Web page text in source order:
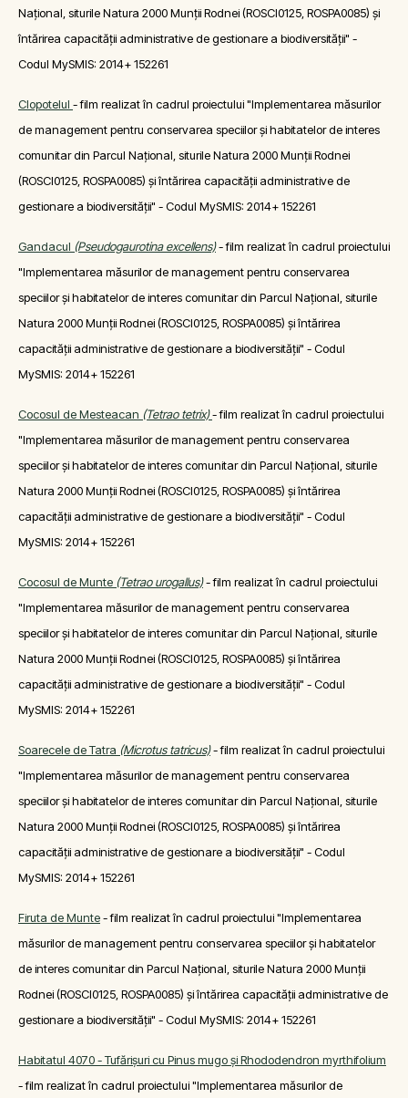
Național, siturile Natura 2000 Munții Rodnei (ROSCI0125, ROSPA0085) și
întărirea capacității administrative de gestionare a biodiversității" -
Codul MySMIS: 2014+ 152261
Clopotelul - film realizat în cadrul proiectului "Implementarea măsurilor
de management pentru conservarea speciilor și habitatelor de interes
comunitar din Parcul Național, siturile Natura 2000 Munții Rodnei
(ROSCI0125, ROSPA0085) și întărirea capacității administrative de
gestionare a biodiversității" - Codul MySMIS: 2014+ 152261
Gandacul (Pseudogaurotina excellens)- film realizat în cadrul proiectului
"Implementarea măsurilor de management pentru conservarea
speciilor și habitatelor de interes comunitar din Parcul Național, siturile
Natura 2000 Munții Rodnei (ROSCI0125, ROSPA0085) și întărirea
capacității administrative de gestionare a biodiversității" - Codul
MySMIS: 2014+ 152261
Cocosul de Mesteacan (Tetrao tetrix)- film realizat în cadrul proiectului
"Implementarea măsurilor de management pentru conservarea
speciilor și habitatelor de interes comunitar din Parcul Național, siturile
Natura 2000 Munții Rodnei (ROSCI0125, ROSPA0085) și întărirea
capacității administrative de gestionare a biodiversității" - Codul
MySMIS: 2014+ 152261
Cocosul de Munte (Tetrao urogallus)- film realizat în cadrul proiectului
"Implementarea măsurilor de management pentru conservarea
speciilor și habitatelor de interes comunitar din Parcul Național, siturile
Natura 2000 Munții Rodnei (ROSCI0125, ROSPA0085) și întărirea
capacității administrative de gestionare a biodiversității" - Codul
MySMIS: 2014+ 152261
Soarecele de Tatra (Microtus tatricus)- film realizat în cadrul proiectului
"Implementarea măsurilor de management pentru conservarea
speciilor și habitatelor de interes comunitar din Parcul Național, siturile
Natura 2000 Munții Rodnei (ROSCI0125, ROSPA0085) și întărirea
capacității administrative de gestionare a biodiversității" - Codul
MySMIS: 2014+ 152261
Firuta de Munte- film realizat în cadrul proiectului "Implementarea
măsurilor de management pentru conservarea speciilor și habitatelor
de interes comunitar din Parcul Național, siturile Natura 2000 Munții
Rodnei (ROSCI0125, ROSPA0085) și întărirea capacității administrative de
gestionare a biodiversității" - Codul MySMIS: 2014+ 152261
Habitatul 4070 - Tufărişuri cu Pinus mugo şi Rhododendron myrthifolium
- film realizat în cadrul proiectului "Implementarea măsurilor de